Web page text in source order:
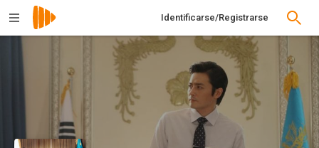
Identificarse/Registrarse